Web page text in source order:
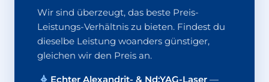
Wir sind überzeugt, das beste Preis-
Leistungs-Verhältnis zu bieten. Findest du
dieselbe Leistung woanders günstiger,
gleichen wir den Preis an.
Echter Alexandrit- & Nd:YAG-Laser —